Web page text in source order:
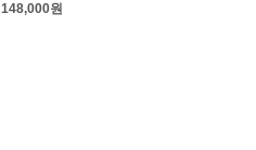
148,000원